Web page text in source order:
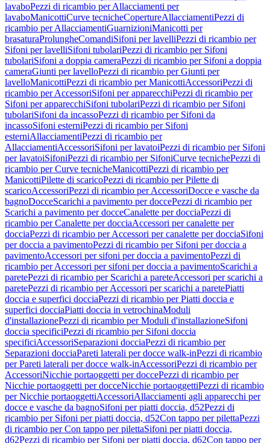
lavaboPezzi di ricambio per Allacciamenti per
lavaboManicottiCurve tecnicheCopertureAllacciamentiPezzi di
ricambio per AllacciamentiGuarnizioniManicotti per
brasaturaProlungheComandiSifoni per lavelliPezzi di ricambio per
Sifoni per lavelliSifoni tubolariPezzi di ricambio per Sifoni
tubolariSifoni a doppia cameraPezzi di ricambio per Sifoni a doppia
cameraGiunti per lavelloPezzi di ricambio per Giunti per
lavelloManicottiPezzi di ricambio per ManicottiAccessoriPezzi di
ricambio per AccessoriSifoni per apparecchiPezzi di ricambio per
Sifoni per apparecchiSifoni tubolariPezzi di ricambio per Sifoni
tubolariSifoni da incassoPezzi di ricambio per Sifoni da
incassoSifoni esterniPezzi di ricambio per Sifoni
esterniAllacciamentiPezzi di ricambio per
AllacciamentiAccessoriSifoni per lavatoiPezzi di ricambio per Sifoni
per lavatoiSifoniPezzi di ricambio per SifoniCurve tecnichePezzi di
ricambio per Curve tecnicheManicottiPezzi di ricambio per
ManicottiPilette di scaricoPezzi di ricambio per Pilette di
scaricoAccessoriPezzi di ricambio per AccessoriDocce e vasche da
bagnoDocceScarichi a pavimento per doccePezzi di ricambio per
Scarichi a pavimento per docceCanalette per docciaPezzi di
ricambio per Canalette per docciaAccessori per canalette per
docciaPezzi di ricambio per Accessori per canalette per docciaSifoni
per doccia a pavimentoPezzi di ricambio per Sifoni per doccia a
pavimentoAccessori per sifoni per doccia a pavimentoPezzi di
ricambio per Accessori per sifoni per doccia a pavimentoScarichi a
paretePezzi di ricambio per Scarichi a pareteAccessori per scarichi a
paretePezzi di ricambio per Accessori per scarichi a paretePiatti
doccia e superfici docciaPezzi di ricambio per Piatti doccia e
superfici docciaPiatti doccia in vetrochinaModuli
d'installazionePezzi di ricambio per Moduli d'installazioneSifoni
doccia specificiPezzi di ricambio per Sifoni doccia
specificiAccessoriSeparazioni docciaPezzi di ricambio per
Separazioni docciaPareti laterali per docce walk-inPezzi di ricambio
per Pareti laterali per docce walk-inAccessoriPezzi di ricambio per
AccessoriNicchie portaoggetti per doccePezzi di ricambio per
Nicchie portaoggetti per docceNicchie portaoggettiPezzi di ricambio
per Nicchie portaoggettiAccessoriAllacciamenti agli apparecchi per
docce e vasche da bagnoSifoni per piatti doccia, d52Pezzi di
ricambio per Sifoni per piatti doccia, d52Con tappo per pilettaPezzi
di ricambio per Con tappo per pilettaSifoni per piatti doccia,
d62Pezzi di ricambio per Sifoni per piatti doccia, d62Con tappo per